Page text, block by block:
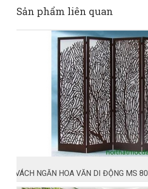
Sản phẩm liên quan
VÁCH NGĂN HOA VĂN DI ĐỘNG MS 80